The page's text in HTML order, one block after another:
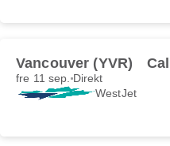
Vancouver (YVR)
fre 11 sep. Direkt
WestJet